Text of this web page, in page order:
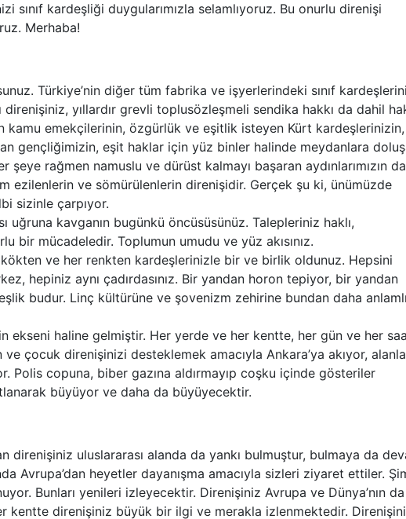
sınıf kardeşliği duygularımızla selamlıyoruz. Bu onurlu direnişi
Merhaba!
Türkiye’nin diğer tüm fabrika ve işyerlerindeki sınıf
yıllardır grevli toplusözleşmeli sendika hakkı da dahil
kamu emekçilerinin, özgürlük ve eşitlik isteyen Kürt kardeşlerinizin,
gençliğimizin, eşit haklar için yüz binler halinde meydanlara
rağmen namuslu ve dürüst kalmayı başaran aydınlarımızın da
ezilenlerin ve sömürülenlerin direnişidir. Gerçek şu ki, ünümüzde
sizinle çarpıyor.
uğruna kavganın bugünkü öncüsüsünüz. Talepleriniz haklı,
bir mücadeledir. Toplumun umudu ve yüz akısınız.
ve her renkten kardeşlerinizle bir ve birlik oldunuz. Hepsini
hepiniz aynı çadırdasınız. Bir yandan horon tepiyor, bir yandan
budur. Linç kültürüne ve şovenizm zehirine bundan daha
ekseni haline gelmiştir. Her yerde ve her kentte, her gün ve her
çocuk direnişinizi desteklemek amacıyla Ankara’ya akıyor,
Polis copuna, biber gazına aldırmayıp coşku içinde gösteriler
büyüyor ve daha da büyüyecektir.
direnişiniz uluslararası alanda da yankı bulmuştur, bulmaya da
Avrupa’dan heyetler dayanışma amacıyla sizleri ziyaret ettiler.
Bunları yenileri izleyecektir. Direnişiniz Avrupa ve Dünya’nın da
kentte direnişiniz büyük bir ilgi ve merakla izlenmektedir.